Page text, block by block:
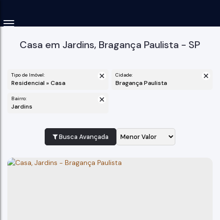
Casa em Jardins, Bragança Paulista - SP
Tipo de Imóvel:
Residencial » Casa
Cidade:
Bragança Paulista
Bairro:
Jardins
Busca Avançada